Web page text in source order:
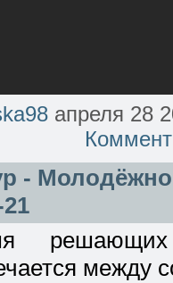
апреля 28
-
между